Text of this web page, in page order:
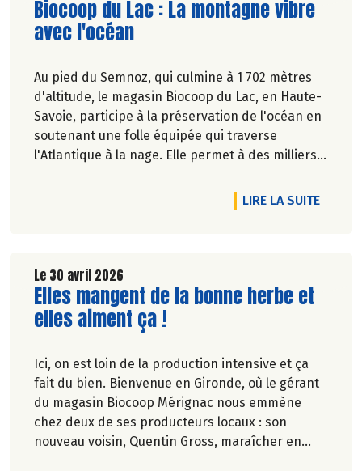
Lire la suite de l'article
Biocoop du Lac : La montagne vibre
avec l'océan
Au pied du Semnoz, qui culmine à 1 702 mètres
d'altitude, le magasin Biocoop du Lac, en Haute-
Savoie, participe à la préservation de l'océan en
soutenant une folle équipée qui traverse
l'Atlantique à la nage. Elle permet à des milliers
la vie marine et d'apprendre à la respecter.
LIRE LA SUITEDE
Le 30 avril 2026
Lire la suite de l'article
Elles mangent de la bonne herbe et
elles aiment ça !
Ici, on est loin de la production intensive et ça
fait du bien. Bienvenue en Gironde, où le gérant
du magasin Biocoop Mérignac nous emmène
chez deux de ses producteurs locaux : son
nouveau voisin, Quentin Gross, maraîcher en